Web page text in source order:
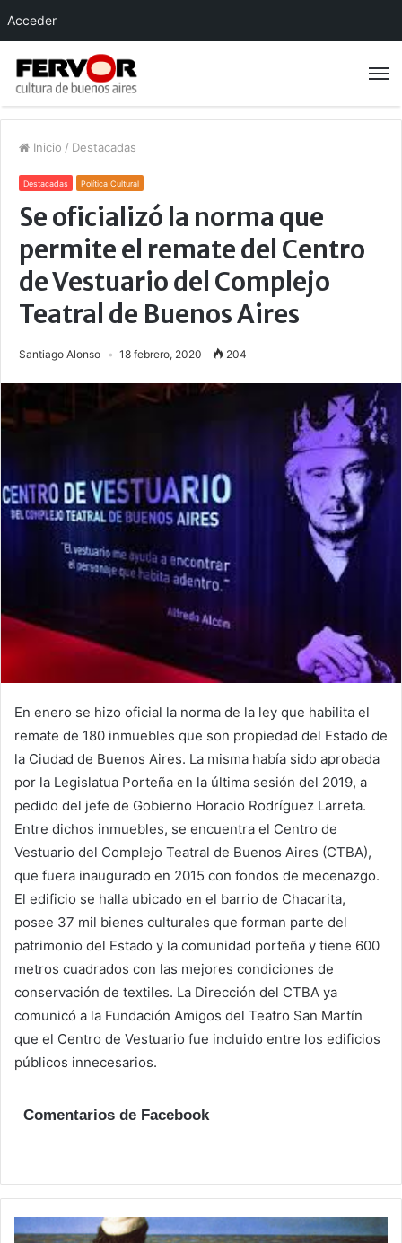
Inicio / Destacadas
Destacadas Política Cultural
Se oficializó la norma que
permite el remate del Centro
de Vestuario del Complejo
Teatral de Buenos Aires
Santiago Alonso 18 febrero, 2020 204
En enero se hizo oficial la norma de la ley que habilita el
remate de 180 inmuebles que son propiedad del Estado de
la Ciudad de Buenos Aires. La misma había sido aprobada
por la Legislatua Porteña en la última sesión del 2019, a
pedido del jefe de Gobierno Horacio Rodríguez Larreta.
Entre dichos inmuebles, se encuentra el Centro de
Vestuario del Complejo Teatral de Buenos Aires (CTBA),
que fuera inaugurado en 2015 con fondos de mecenazgo.
El edificio se halla ubicado en el barrio de Chacarita,
posee 37 mil bienes culturales que forman parte del
patrimonio del Estado y la comunidad porteña y tiene 600
metros cuadrados con las mejores condiciones de
conservación de textiles. La Dirección del CTBA ya
comunicó a la Fundación Amigos del Teatro San Martín
que el Centro de Vestuario fue incluido entre los edificios
públicos innecesarios.
Comentarios de Facebook
Acceder